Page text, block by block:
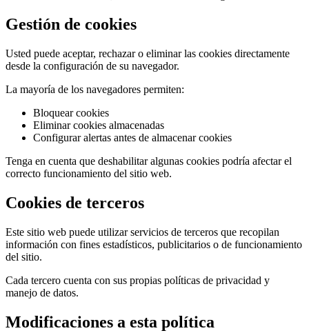
Gestión de cookies
Usted puede aceptar, rechazar o eliminar las cookies directamente
desde la configuración de su navegador.
La mayoría de los navegadores permiten:
Bloquear cookies
Eliminar cookies almacenadas
Configurar alertas antes de almacenar cookies
Tenga en cuenta que deshabilitar algunas cookies podría afectar el
correcto funcionamiento del sitio web.
Cookies de terceros
Este sitio web puede utilizar servicios de terceros que recopilan
información con fines estadísticos, publicitarios o de funcionamiento
del sitio.
Cada tercero cuenta con sus propias políticas de privacidad y
manejo de datos.
Modificaciones a esta política